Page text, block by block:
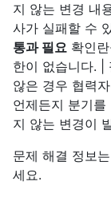
지 않는 변경 내
사가 실패할 수
통과 필요 확인
한이 없습니다. |
않은 경우 협력
언제든지 분기
지 않는 변경이
문제 해결 정보는
세요.